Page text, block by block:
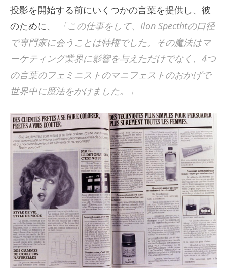
投影を開始する前にいくつかの言葉を提供し、彼
のために、
「この仕事をして、Ilon Specthtの口径
で専門家に会うことは特権でした。その魔法はマ
ーケティング業界に影響を与えただけでなく、4つ
の言葉のフェミニストのマニフェストのおかげで
世界中に魔法をかけました。」